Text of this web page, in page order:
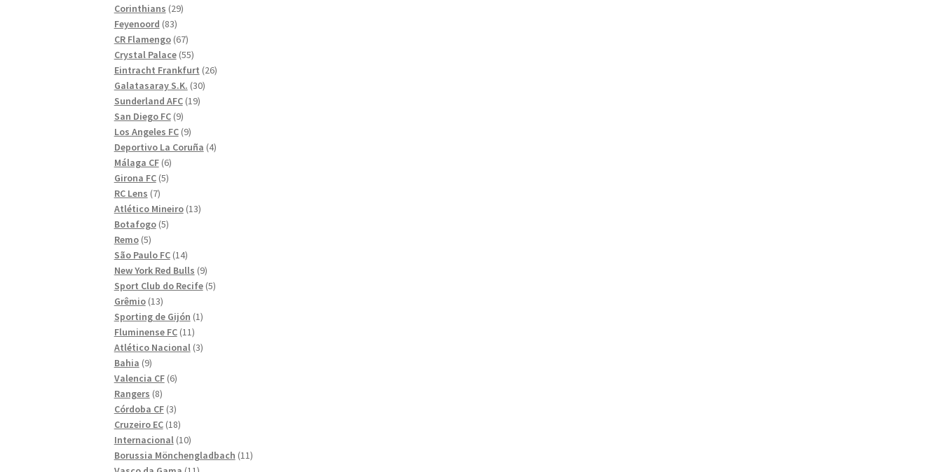
Corinthians 2929
Feyenoord 8383
produkter
CR Flamengo 6767
produkter
Crystal Palace 5555
produkter
Eintracht Frankfurt 2626
Galatasaray S.K. 3030
Sunderland AFC 1919
San Diego FC 99
produkter
Los Angeles FC 99
produkter
Deportivo La Coruña 44
Málaga CF 66
produkter
Girona FC 55
RC Lens 77
produkter
Atlético Mineiro 1313
Botafogo 55
Remo 55
produkter
São Paulo FC 1414
produkter
New York Red Bulls 99
produkter
Sport Club do Recife 55
Grêmio 1313
produkter
Sporting de Gijón 11
Fluminense FC 1111
produkter
Atlético Nacional 33
Bahia 99
produkter
Valencia CF 66
Rangers 88
produkter
Córdoba CF 33
produkter
Cruzeiro EC 1818
produkter
Internacional 1010
produkter
Borussia Mönchengladbach 1111